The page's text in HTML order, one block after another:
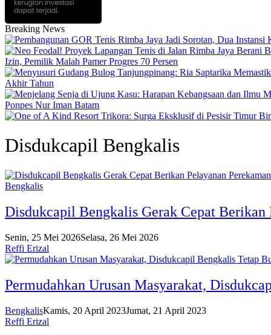
Breaking News
Izin, Pemilik Malah Pamer Progres 70 Persen
Akhir Tahun
Ponpes Nur Iman Batam
Disdukcapil Bengkalis
Bengkalis
Disdukcapil Bengkalis Gerak Cepat Berikan
Senin, 25 Mei 2026Selasa, 26 Mei 2026
Reffi Erizal
Permudahkan Urusan Masyarakat,
BengkalisKamis, 20 April 2023Jumat, 21 April 2023
Reffi Erizal